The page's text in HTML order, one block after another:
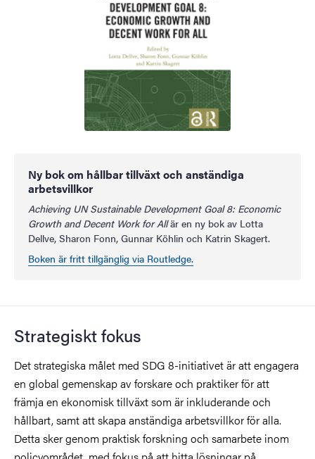
Ny bok om hållbar tillväxt och anständiga
arbetsvillkor
Achieving UN Sustainable Development Goal 8: Economic
Growth and Decent Work for All är en ny bok av Lotta
Dellve, Sharon Fonn, Gunnar Köhlin och Katrin Skagert.
Boken är fritt tillgänglig via Routledge.
Strategiskt fokus
Det strategiska målet med SDG 8-initiativet är att engagera
en global gemenskap av forskare och praktiker för att
främja en ekonomisk tillväxt som är inkluderande och
hållbart, samt att skapa anständiga arbetsvillkor för alla.
Detta sker genom praktisk forskning och samarbete inom